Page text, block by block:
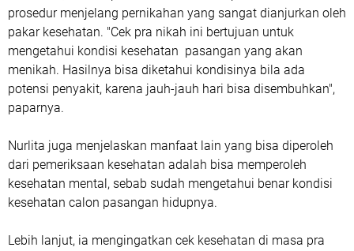
prosedur menjelang pernikahan yang sangat dianjurkan oleh
pakar kesehatan. "Cek pra nikah ini bertujuan untuk
mengetahui kondisi kesehatan pasangan yang akan
menikah. Hasilnya bisa diketahui kondisinya bila ada
potensi penyakit, karena jauh-jauh hari bisa disembuhkan",
paparnya.
Nurlita juga menjelaskan manfaat lain yang bisa diperoleh
dari pemeriksaan kesehatan adalah bisa memperoleh
kesehatan mental, sebab sudah mengetahui benar kondisi
kesehatan calon pasangan hidupnya.
Lebih lanjut, ia mengingatkan cek kesehatan di masa pra